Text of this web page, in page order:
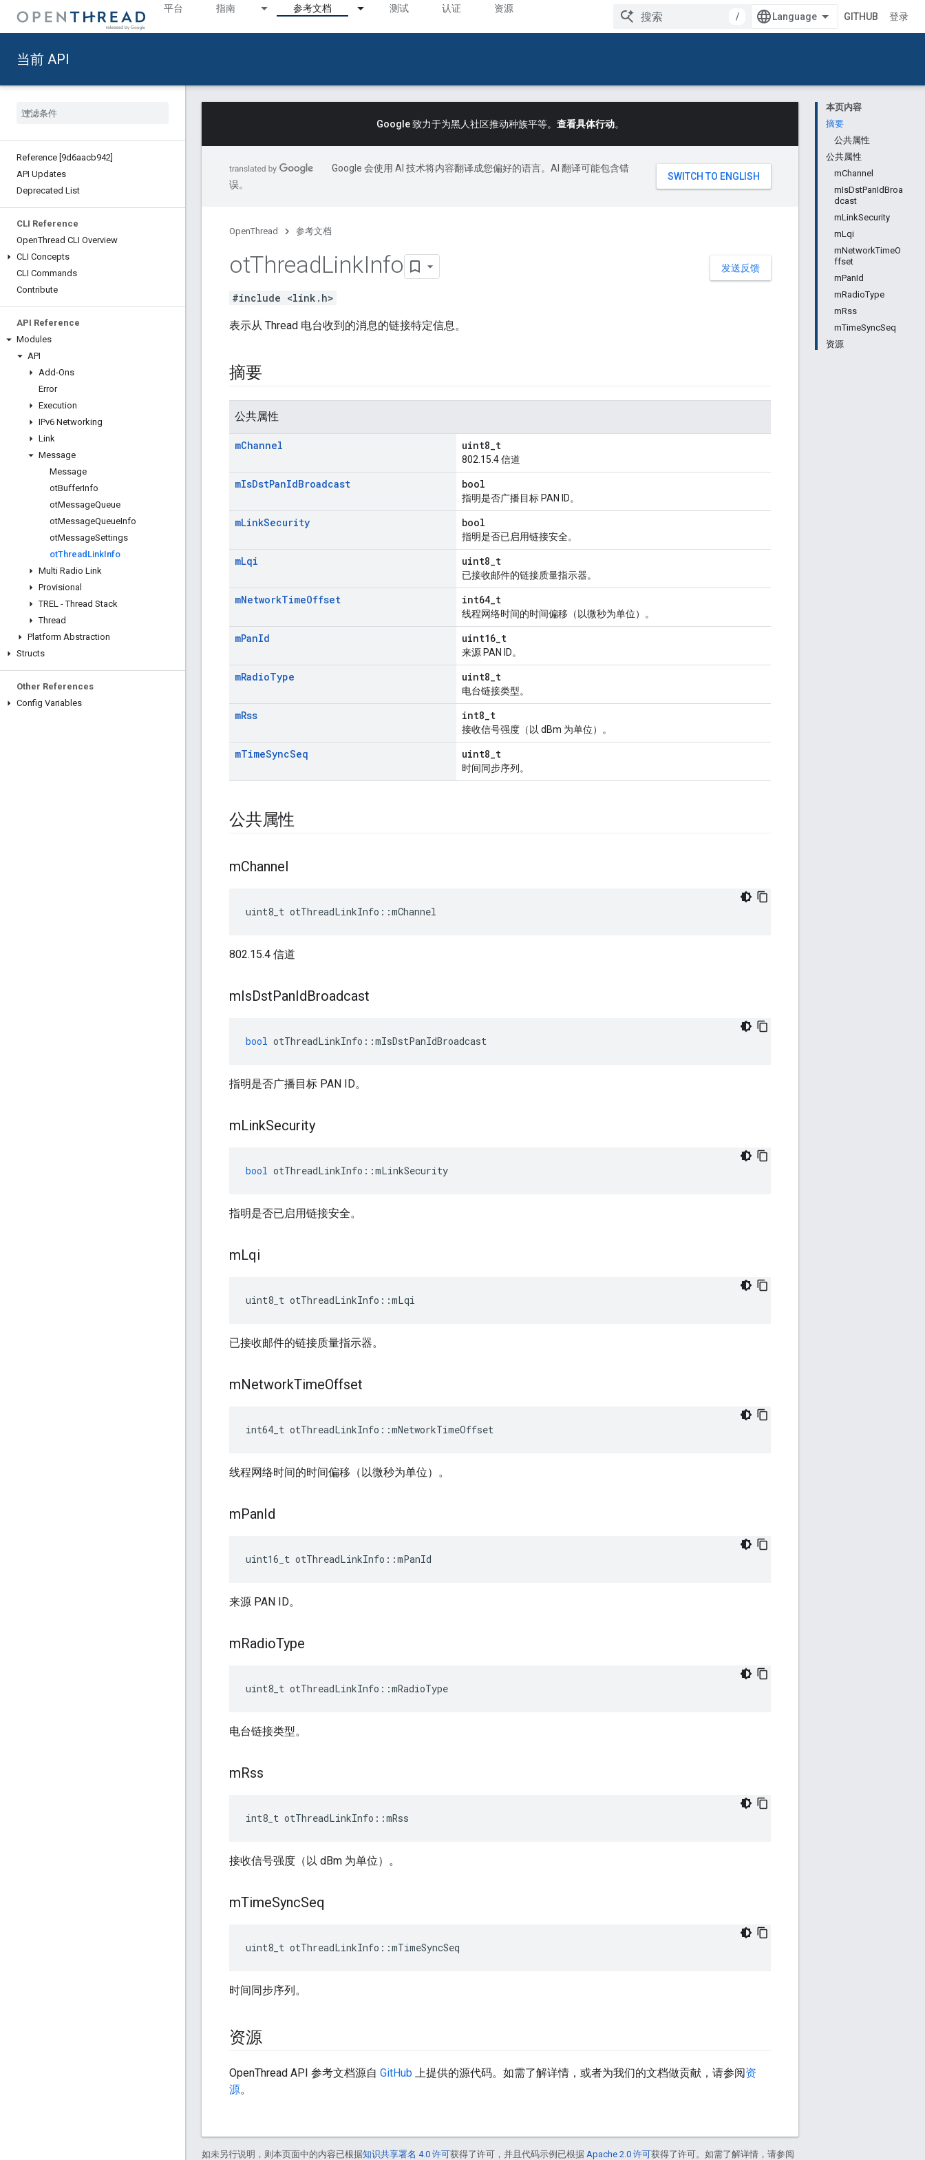
平台 指南 参考文档 测试 认证 资源
/ GITHUB 登录
当前 API
Reference [9d6aacb942]
API Updates
Deprecated List
CLI Reference
OpenThread CLI Overview
CLI Concepts
CLI Commands
Contribute
API Reference
Modules
API
Add-Ons
Error
Execution
IPv6 Networking
Link
Message
Message
otBufferInfo
otMessageQueue
otMessageQueueInfo
otMessageSettings
otThread LinkInfo
Multi Radio Link
Provisional
TREL - Thread Stack
Thread
Platform Abstraction
Structs
Other References
Config Variables
本页内容
摘要
公共属性
公共属性
mChannel
mIsDstPanIdBroa
dcast
mLinkSecurity
mLqi
mNetworkTimeO
ffset
mPanId
mRadioType
mRss
mTimeSyncSeq
资源
Google 致力于为黑人社区推动种族平等。 查看具体行动。
Google 会使用 AI 技术将内容翻译成您偏好的语言。AI 翻译可能包含错
误。
OpenThread 参考文档
发送反馈
otThreadLinkInfo
#include <link.h>
表示从 Thread 电台收到的消息的链接特定信息。
摘要
公共属性
mChannel uint8_t
802.15.4 信道
mIsDstPanIdBroadcast bool
指明是否广播目标 PAN ID。
mLinkSecurity bool
指明是否已启用链接安全。
mLqi uint8_t
已接收邮件的链接质量指示器。
mNetworkTimeOffset int64_t
线程网络时间的时间偏移（以微秒为单位）。
mPanId uint16_t
来源 PAN ID。
mRadioType uint8_t
电台链接类型。
mRss int8_t
接收信号强度（以 dBm 为单位）。
mTimeSyncSeq uint8_t
时间同步序列。
公共属性
mChannel
uint8_t otThreadLinkInfo ::mChannel
802.15.4 信道
mIsDstPanIdBroadcast
bool otThreadLinkInfo ::mIsDstPanIdBroadcast
指明是否广播目标 PAN ID。
mLinkSecurity
bool otThreadLinkInfo ::mLinkSecurity
指明是否已启用链接安全。
mLqi
uint8_t otThreadLinkInfo ::mLqi
已接收邮件的链接质量指示器。
mNetworkTimeOffset
int64_t otThreadLinkInfo ::mNetworkTimeOffset
线程网络时间的时间偏移（以微秒为单位）。
mPanId
uint16_t otThreadLinkInfo ::mPanId
来源 PAN ID。
mRadioType
uint8_t otThreadLinkInfo ::mRadioType
电台链接类型。
mRss
int8_t otThreadLinkInfo ::mRss
接收信号强度（以 dBm 为单位）。
mTimeSyncSeq
uint8_t otThreadLinkInfo ::mTimeSyncSeq
时间同步序列。
资源
OpenThread API 参考文档源自 GitHub 上提供的源代码。如需了解详情，或者为我们的文档做贡献，请参阅资
源。
如未另行说明，则本页面中的内容已根据知识共享署名 4.0 许可获得了许可，并且代码示例已根据 Apache 2.0 许可获得了许可。如需了解详情，请参阅